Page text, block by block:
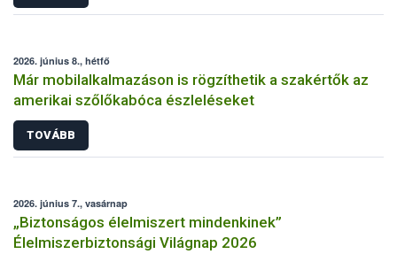
2026. június 8., hétfő
Már mobilalkalmazáson is rögzíthetik a szakértők az
amerikai szőlőkabóca észleléseket
TOVÁBB
2026. június 7., vasárnap
„Biztonságos élelmiszert mindenkinek”
Élelmiszerbiztonsági Világnap 2026